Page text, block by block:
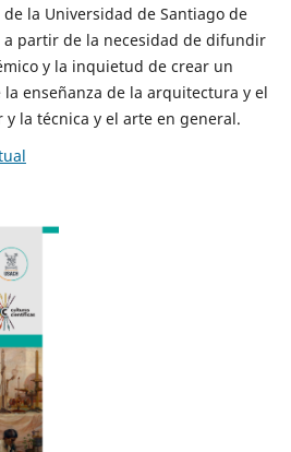
la Universidad de Santiago de
a partir de la necesidad de difundir
y la inquietud de crear un
enseñanza de la arquitectura y el
la técnica y el arte en general.